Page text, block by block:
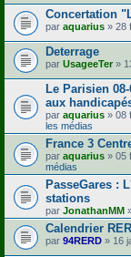
Concertation
par aquarius » 28
Deterrage
par UsageeTer »
Le Parisien
aux
par aquarius » 08
les médias
France 3
par aquarius » 05
médias
PasseGares :
stations
par JonathanMM
Calendrier
par 94RERD » 16